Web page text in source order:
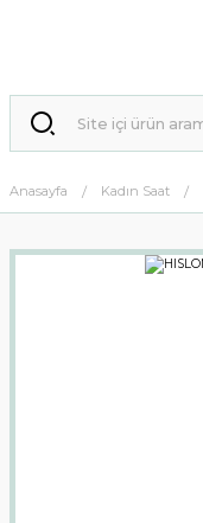
Anasayfa Kadın Saat